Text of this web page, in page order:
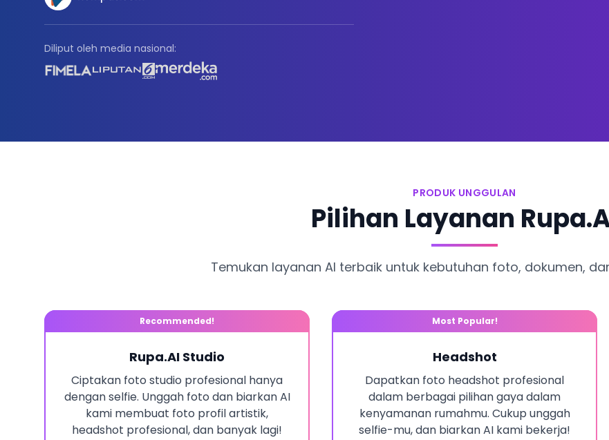
Diliput oleh media nasional:
PRODUK UNGGULAN
Pilihan Layanan
Temukan layanan AI terbaik untuk kebutuhan foto, dokumen,
Recommended!
Rupa.AI Studio
Ciptakan foto studio profesional hanya
dengan selfie. Unggah foto dan biarkan AI
kami membuat foto profil artistik,
headshot profesional, dan banyak lagi!
Most Popular!
Headshot
Dapatkan foto headshot profesional
dalam berbagai pilihan gaya dalam
kenyamanan rumahmu. Cukup unggah
selfie-mu, dan biarkan AI kami bekerja!